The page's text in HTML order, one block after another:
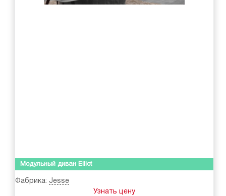
Модульный диван Elliot
Фабрика: Jesse
Узнать цену